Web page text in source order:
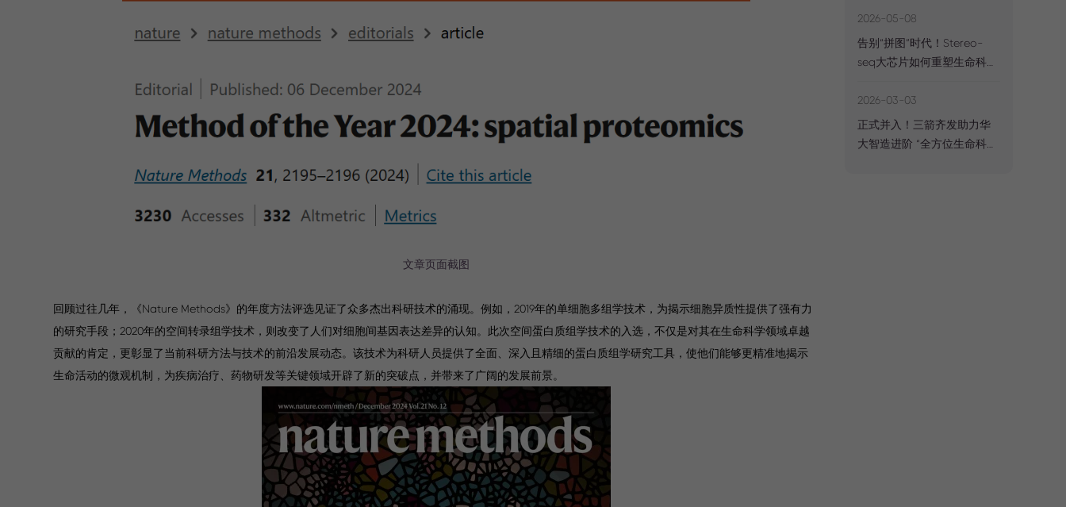
文章页面截图
回顾过往几年，《Nature Methods》的年度方法评选见证了众多杰出科研技术的涌现。例如，2019年的单细胞多组学技术，为揭示细胞异质性提供了强有力
的研究手段；2020年的空间转录组学技术，则改变了人们对细胞间基因表达差异的认知。此次空间蛋白质组学技术的入选，不仅是对其在生命科学领域卓越
贡献的肯定，更彰显了当前科研方法与技术的前沿发展动态。该技术为科研人员提供了全面、深入且精细的蛋白质组学研究工具，使他们能够更精准地揭示
生命活动的微观机制，为疾病治疗、药物研发等关键领域开辟了新的突破点，并带来了广阔的发展前景。
2026-05-08
告别“拼图”时代！Stereo-
seq大芯片如何重塑生命科学
2026-03-03
正式并入！三箭齐发助力华
大智造进阶 “全方位生命科技